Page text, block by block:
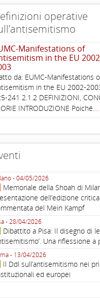
operative
Manifestations of
in the EU
da: EUMC-Manifestations
in the EU 2002-
241 2.1.2 DEFINIZIONI,
INTRODUZIONE Poiché...
- 04/05/2026
Memoriale della Shoah di
dell’edizione critica
del Mein Kampf
- 28/04/2026
Dibattito a Pisa: Il disegno di
Una riflessione a
- 13/04/2026
Il Ddl sull’antisemitismo nei
ed europei